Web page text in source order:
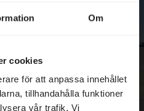
Om
cookies
för att anpassa innehållet
tillhandahålla funktioner
vår trafik. Vi